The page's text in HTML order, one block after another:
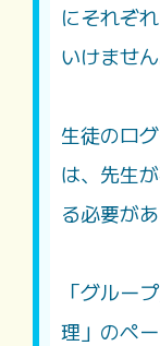
にそれぞ
いけません
生徒のロ
は、先生
る必要があ
「グルー
理」のペ